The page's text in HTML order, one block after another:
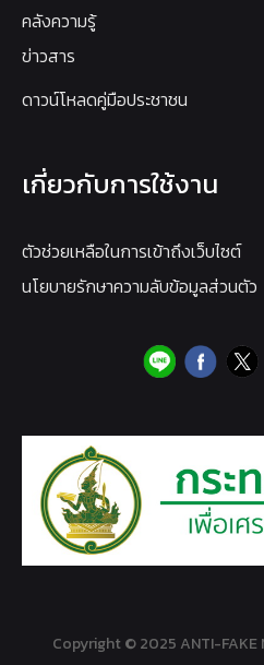
คลังความรู้
ข่าวสาร
ดาวน์โหลดคู่มือประชาชน
เกี่ยวกับการใช้งาน
ตัวช่วยเหลือในการเข้าถึงเว็บไซต์
นโยบายรักษาความลับข้อมูลส่วนตัว
Copyright © 2025 ANTI-FAKE